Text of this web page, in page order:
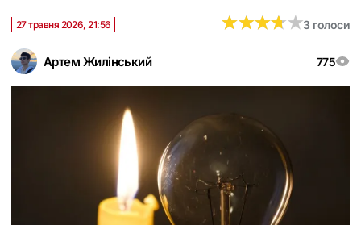
Артем Жилінський 775
27 травня 2026, 21:56 ★★★★★
★★★★★3 голоси